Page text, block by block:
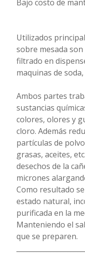
Bajo costo de
Utilizados
sobre mesada
filtrado en
maquinas de
Ambos partes
sustancias
colores, olores y
cloro. Además
partículas de
grasas, aceites,
desechos de la
micrones
Como resultado
estado natural,
purificada en la
Manteniendo el
que se preparen.